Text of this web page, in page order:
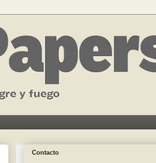
Contacto